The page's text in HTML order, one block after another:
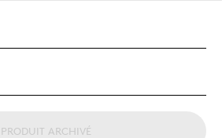
PRODUIT ARCHIVÉ